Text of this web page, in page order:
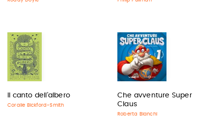
Il canto dell'albero
Coralie Bickford-Smith
Che avventure Super
Claus
Roberta Bianchi